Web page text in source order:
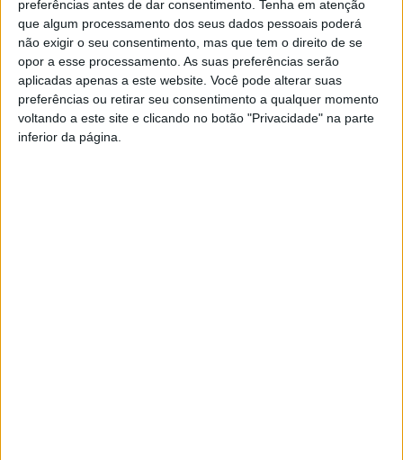
preferências antes de dar consentimento. Tenha em atenção
que algum processamento dos seus dados pessoais poderá
não exigir o seu consentimento, mas que tem o direito de se
opor a esse processamento. As suas preferências serão
aplicadas apenas a este website. Você pode alterar suas
preferências ou retirar seu consentimento a qualquer momento
voltando a este site e clicando no botão "Privacidade" na parte
inferior da página.